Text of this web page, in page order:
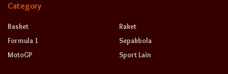
Category
Basket
Formula 1
MotoGP
Raket
Sepakbola
Sport Lain